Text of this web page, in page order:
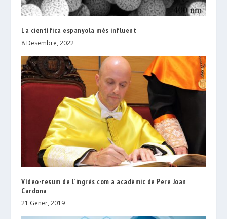
La científica espanyola més influent
8 Desembre, 2022
Vídeo-resum de l’ingrés com a acadèmic de Pere Joan
Cardona
21 Gener, 2019